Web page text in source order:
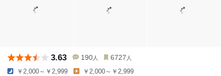
3.63 190 人 6727 人
￥2,000～￥2,999 ￥2,000～￥2,999